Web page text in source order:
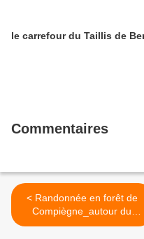
le carrefour du Taillis de
Commentaires
< Randonnée en forêt de
Compiègne_autour du
Buissonnet et du Berne